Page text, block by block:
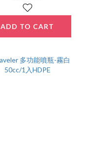
ADD TO CART